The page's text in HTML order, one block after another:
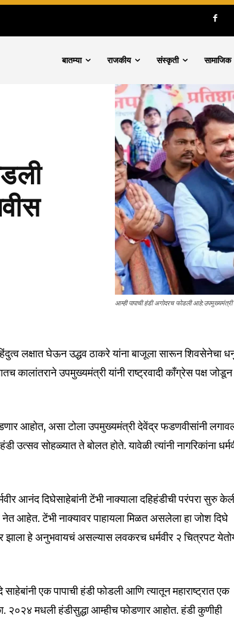
of
part
respect your privacy and
safe with us.
I've read and
बातम्या राजकीय संस्कृती सामाजिक
आम्ही पापाची हंडी अगोदरच फोडली
लक्षात घेऊन उद्धव ठाकरे यांना बाजूला सारून शिवसेनेचा
कालांतराने उपमुख्यमंत्री यांनी राष्ट्रवादी काँग्रेस पक्ष जोडून
आहोत, असा टोला उपमुख्यमंत्री देवेंद्र फडणवीसांनी
उत्सव सोहळ्यात ते बोलत होते. यावेळी त्यांनी नागरिकांना
आनंद दिघेसाहेबांनी टेंभी नाक्याला दहिहंडीची परंपरा सुरु
आहेत. टेंभी नाक्यावर पाहायला मिळत असलेला हा जोश दिघे
झाला हे अनुभवायचं असल्यास लवकरच धर्मवीर २ चित्रपट
एक पापाची हंडी फोडली आणि त्यातून महाराष्ट्रात एक
२०२४ मधली हंडीसुद्धा आम्हीच फोडणार आहोत. हंडी कुणीही